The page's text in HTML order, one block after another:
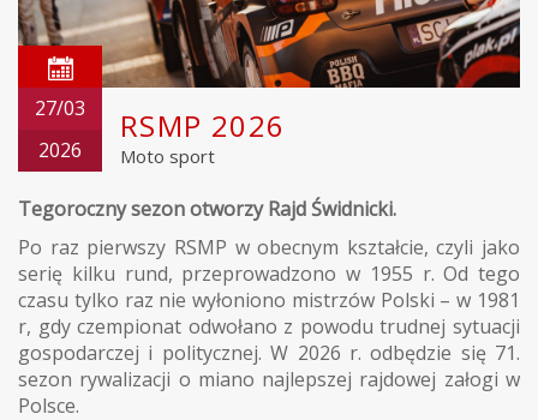
27/03
2026
RSMP 2026
Moto sport
Tegoroczny sezon otworzy Rajd Świdnicki.
Po raz pierwszy RSMP w obecnym kształcie, czyli jako
serię kilku rund, przeprowadzono w 1955 r. Od tego
czasu tylko raz nie wyłoniono mistrzów Polski – w 1981
r, gdy czempionat odwołano z powodu trudnej sytuacji
gospodarczej i politycznej. W 2026 r. odbędzie się 71.
sezon rywalizacji o miano najlepszej rajdowej załogi w
Polsce.